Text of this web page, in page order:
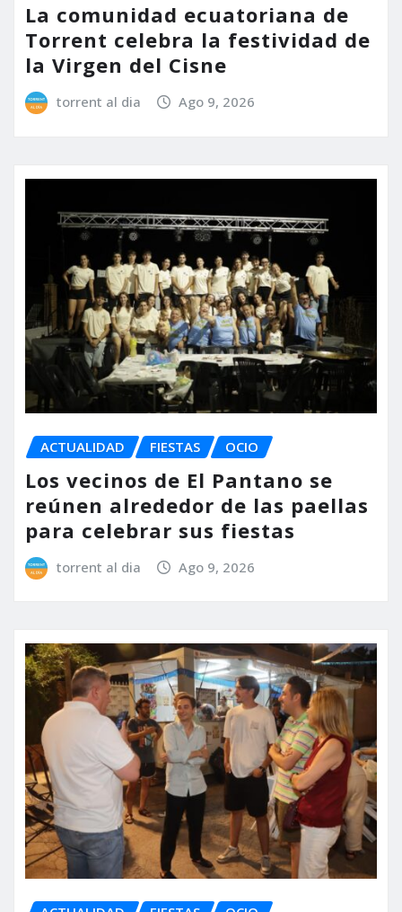
La comunidad ecuatoriana de
Torrent celebra la festividad de
la Virgen del Cisne
torrent al dia Ago 9, 2026
ACTUALIDAD FIESTAS OCIO
Los vecinos de El Pantano se
reúnen alrededor de las paellas
para celebrar sus fiestas
torrent al dia Ago 9, 2026